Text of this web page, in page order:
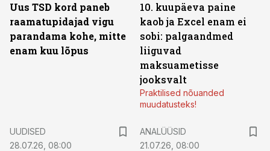
Uus TSD kord paneb
raamatupidajad vigu
parandama kohe, mitte
enam kuu lõpus
10. kuupäeva paine
kaob ja Excel enam ei
sobi: palgaandmed
liiguvad
maksuametisse
jooksvalt
Praktilised nõuanded
muudatusteks!
UUDISED
28.07.26, 08:00
ANALÜÜSID
21.07.26, 08:00